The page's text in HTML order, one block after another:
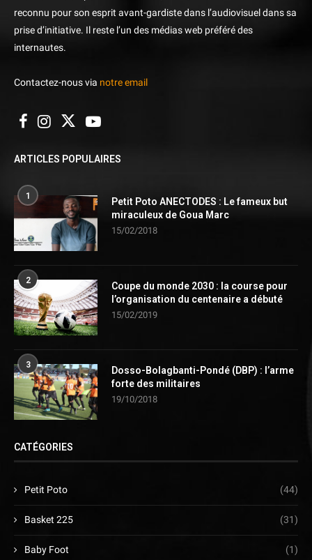
reconnu pour son esprit avant-gardiste dans l’audiovisuel dans sa
prise d’initiative. Il reste l’un des médias web préféré des
internautes.
Contactez-nous via notre email
ARTICLES POPULAIRES
1
Petit Poto ANECTODES : Le fameux but
miraculeux de Goua Marc
15/02/2018
2
Coupe du monde 2030 : la course pour
l’organisation du centenaire a débuté
15/02/2019
3
Dosso-Bolagbanti-Pondé (DBP) : l’arme
forte des militaires
19/10/2018
CATÉGORIES
Petit Poto (44)
Basket 225 (31)
Baby Foot (1)